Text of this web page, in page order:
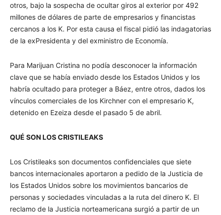
otros, bajo la sospecha de ocultar giros al exterior por 492
millones de dólares de parte de empresarios y financistas
cercanos a los K. Por esta causa el fiscal pidió las indagatorias
de la exPresidenta y del exministro de Economía.
Para Marijuan Cristina no podía desconocer la información
clave que se había enviado desde los Estados Unidos y los
habría ocultado para proteger a Báez, entre otros, dados los
vínculos comerciales de los Kirchner con el empresario K,
detenido en Ezeiza desde el pasado 5 de abril.
QUÉ SON LOS CRISTILEAKS
Los Cristileaks son documentos confidenciales que siete
bancos internacionales aportaron a pedido de la Justicia de
los Estados Unidos sobre los movimientos bancarios de
personas y sociedades vinculadas a la ruta del dinero K. El
reclamo de la Justicia norteamericana surgió a partir de un